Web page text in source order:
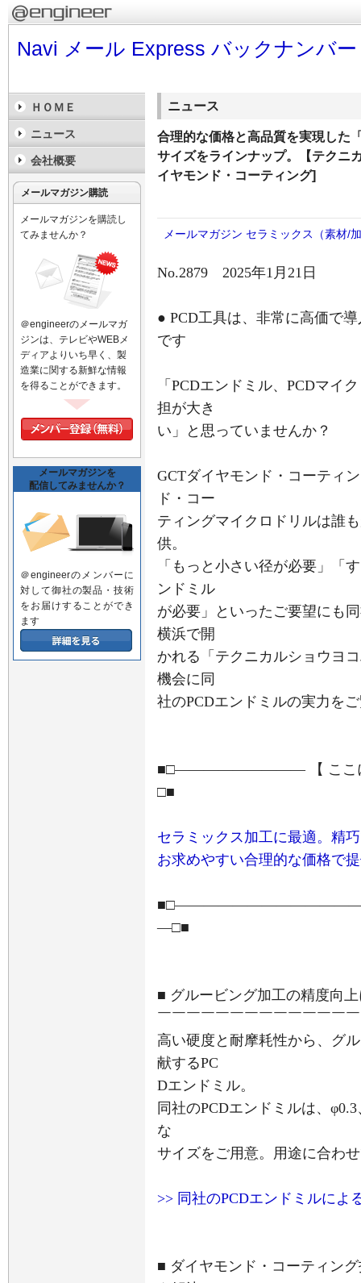
Navi メール Express バックナンバー
ニュース
合理的な価格と高品質を実現した
サイズをラインナップ。【テクニ
イヤモンド・コーティング]
メールマガジン セラミックス（素材/
No.2879 2025年1月21日
● PCD工具は、非常に高価で
です
「PCDエンドミル、PCDマイ
担が大き
い」と思っていませんか？
GCTダイヤモンド・コーティ
ド・コー
ティングマイクロドリルは誰
供。
「もっと小さい径が必要」「
ンドミル
が必要」といったご要望にも
横浜で開
かれる「テクニカルショウヨ
機会に同
社のPCDエンドミルの実力を
■□――――――――― 【 ここ
□■
セラミックス加工に最適。精
お求めやすい合理的な価格で
―□■
■ グルービング加工の精度向
￣￣￣￣￣￣￣￣￣￣￣￣￣
高い硬度と耐摩耗性から、グ
献するPC
Dエンドミル。
同社のPCDエンドミルは、
な
サイズをご用意。用途に合わ
>> 同社のPCDエンドミルによ
■ ダイヤモンド・コーティン
ＨＯＭＥ
ニュース
会社概要
メールマガジン購読
メールマガジンを購読し
てみませんか？
＠engineerのメールマガ
ジンは、テレビやWEBメ
ディアよりいち早く、製
造業に関する新鮮な情報
を得ることができます。
メールマガジンを
配信してみませんか？
＠engineerのメンバーに
対して御社の製品・技術
をお届けすることができ
ます